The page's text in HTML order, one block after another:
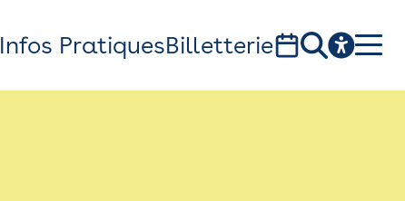
Infos PratiquesBilletterie